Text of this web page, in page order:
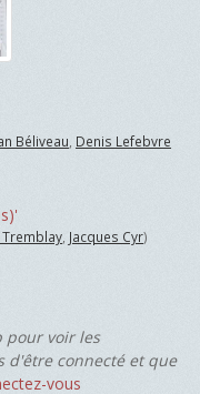
Béliveau Denis Lefebvre
, Jacques Cyr)
pour voir les
d'être connecté et que
vous